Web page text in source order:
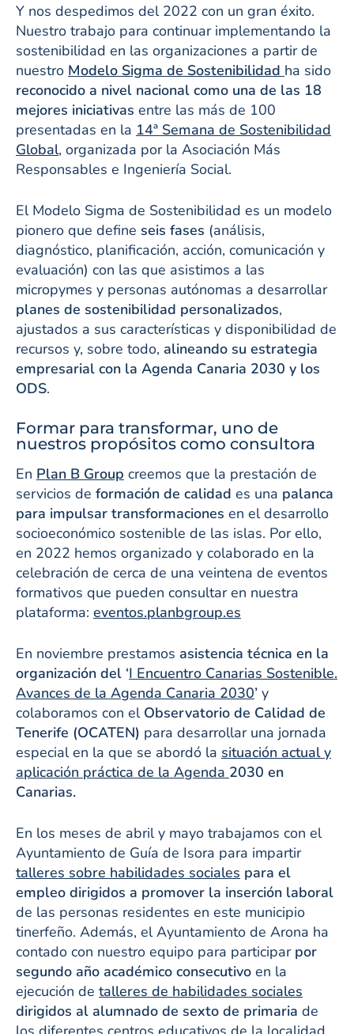
Y nos despedimos del 2022 con un gran éxito.
Nuestro trabajo para continuar implementando la
sostenibilidad en las organizaciones a partir de
nuestro Modelo Sigma de Sostenibilidad ha sido
reconocido a nivel nacional como una de las 18
mejores iniciativas entre las más de 100
presentadas en la 14ª Semana de Sostenibilidad
Global, organizada por la Asociación Más
Responsables e Ingeniería Social.
El Modelo Sigma de Sostenibilidad es un modelo
pionero que define seis fases (análisis,
diagnóstico, planificación, acción, comunicación y
evaluación) con las que asistimos a las
micropymes y personas autónomas a desarrollar
planes de sostenibilidad personalizados,
ajustados a sus características y disponibilidad de
recursos y, sobre todo, alineando su estrategia
empresarial con la Agenda Canaria 2030 y los
ODS.
Formar para transformar, uno de
nuestros propósitos como consultora
En Plan B Group creemos que la prestación de
servicios de formación de calidad es una palanca
para impulsar transformaciones en el desarrollo
socioeconómico sostenible de las islas. Por ello,
en 2022 hemos organizado y colaborado en la
celebración de cerca de una veintena de eventos
formativos que pueden consultar en nuestra
plataforma: eventos.planbgroup.es
En noviembre prestamos asistencia técnica en la
organización del ‘I Encuentro Canarias Sostenible.
Avances de la Agenda Canaria 2030’ y
colaboramos con el Observatorio de Calidad de
Tenerife (OCATEN) para desarrollar una jornada
especial en la que se abordó la situación actual y
aplicación práctica de la Agenda 2030 en
Canarias.
En los meses de abril y mayo trabajamos con el
Ayuntamiento de Guía de Isora para impartir
talleres sobre habilidades sociales para el
empleo dirigidos a promover la inserción laboral
de las personas residentes en este municipio
tinerfeño. Además, el Ayuntamiento de Arona ha
contado con nuestro equipo para participar por
segundo año académico consecutivo en la
ejecución de talleres de habilidades sociales
dirigidos al alumnado de sexto de primaria de